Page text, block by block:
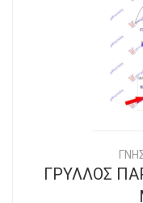
ΓΡΥΛΛΟΣ